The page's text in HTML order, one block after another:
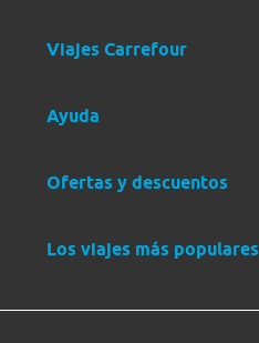
Viajes Carrefour
Ayuda
Ofertas y descuentos
Los viajes más populares